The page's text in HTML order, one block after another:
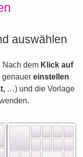
auswählen
Nach dem Klick auf
genauer einstellen
…) und die Vorlage